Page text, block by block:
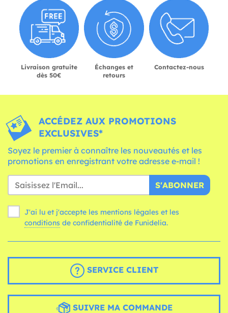
Livraison gratuite
dès 50€
Échanges et
retours
Contactez-nous
ACCÉDEZ AUX PROMOTIONS
EXCLUSIVES*
Soyez le premier à connaître les nouveautés et les
promotions en enregistrant votre adresse e-mail !
S'ABONNER
J'ai lu et j'accepte les mentions légales et les
conditions de confidentialité de Funidelia.
SERVICE CLIENT
SUIVRE MA COMMANDE